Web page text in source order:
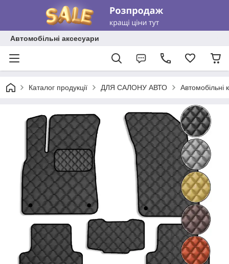
Автомобільні аксесуари
Каталог продукції ДЛЯ САЛОНУ АВТО Автомобільні